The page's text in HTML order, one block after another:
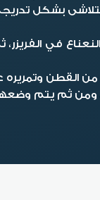
بشكل
في
القطن وتمريره
ومن ثم يتم